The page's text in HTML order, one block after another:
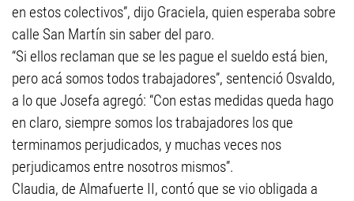
en estos colectivos”, dijo Graciela, quien esperaba sobre
calle San Martín sin saber del paro.
“Si ellos reclaman que se les pague el sueldo está bien,
pero acá somos todos trabajadores”, sentenció Osvaldo,
a lo que Josefa agregó: “Con estas medidas queda hago
en claro, siempre somos los trabajadores los que
terminamos perjudicados, y muchas veces nos
perjudicamos entre nosotros mismos”.
Claudia, de Almafuerte II, contó que se vio obligada a